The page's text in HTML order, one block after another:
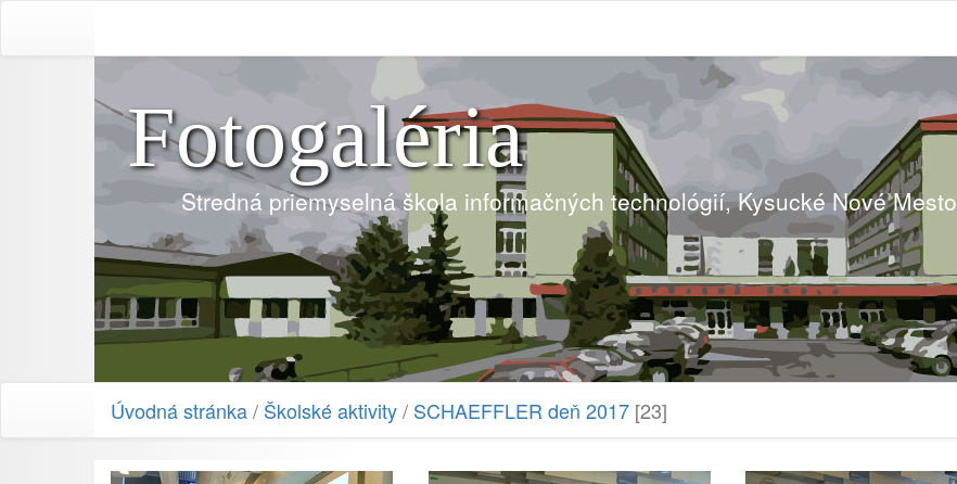
Fotogaléria
Stredná priemyselná škola informačných technológií, Kysucké Nové Mesto
Úvodná stránka/ Školské aktivity/ SCHAEFFLER deň 2017 [23]